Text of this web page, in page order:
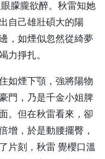
朦朧欲醉。秋雷知她
自己雄壯碩大的陽
，如煙似忽然從綺夢
力掙扎。
如煙下顎，強將陽物
門，乃是千金小姐脾
。但在秋雷看來，卻
增，於是動腰擺臀，
片刻，秋雷 覺櫻口溫